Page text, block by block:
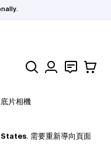
Search 聯絡 購物車
片相機
. 需要重新導向頁面